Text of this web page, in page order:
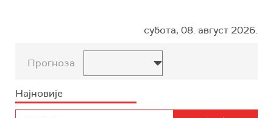
субота, 08. август 2026.
Прогноза
Најновије